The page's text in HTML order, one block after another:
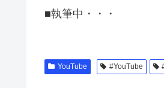
■執筆中・・・
YouTube #YouTube